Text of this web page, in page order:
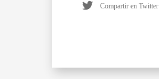
Compartir en Twitter